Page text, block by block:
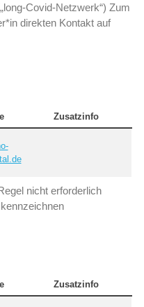
Covid-Netzwerk“) Zum
direkten Kontakt auf
Zusatzinfo
nicht erforderlich
Zusatzinfo